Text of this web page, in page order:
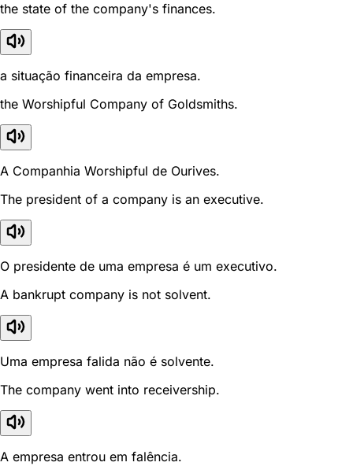
the state of the company's finances.
a situação financeira da empresa.
the Worshipful Company of Goldsmiths.
A Companhia Worshipful de Ourives.
The president of a company is an executive.
O presidente de uma empresa é um executivo.
A bankrupt company is not solvent.
Uma empresa falida não é solvente.
The company went into receivership.
A empresa entrou em falência.